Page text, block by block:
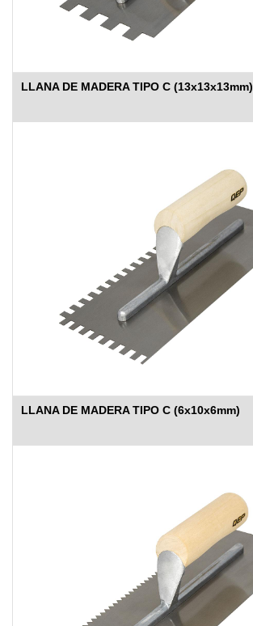
LLANA DE MADERA TIPO C (13x13x13mm)
LLANA DE MADERA TIPO C (6x10x6mm)